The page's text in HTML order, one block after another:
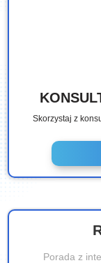
Skorzystaj z
Porada z